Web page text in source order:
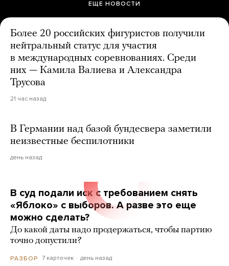
ЕЩЕ НОВОСТИ
Более 20 российских фигуристов получили
нейтральный статус для участия
в международных соревнованиях. Среди
них — Камила Валиева и Александра
Трусова
21 час назад
В Германии над базой бундесвера заметили
неизвестные беспилотники
день назад
В суд подали иск с требованием снять
«Яблоко» с выборов. А разве это еще
можно сделать?
До какой даты надо продержаться, чтобы партию
точно допустили?
РАЗБОР 7 карточек день назад